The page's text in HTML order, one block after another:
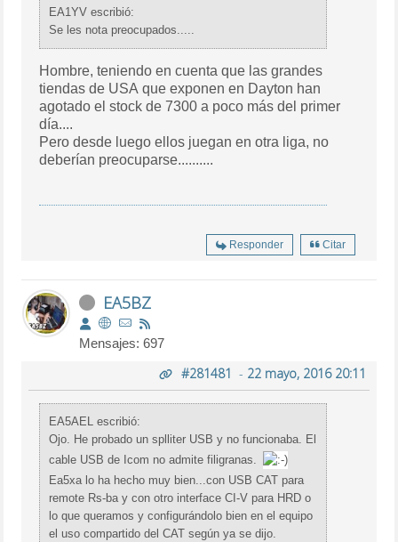
EA1YV escribió:
Se les nota preocupados.....
Hombre, teniendo en cuenta que las grandes
tiendas de USA que exponen en Dayton han
agotado el stock de 7300 a poco más del primer
día....
Pero desde luego ellos juegan en otra liga, no
deberían preocuparse..........
Responder Citar
EA5BZ
Mensajes: 697
#281481 - 22 mayo, 2016 20:11
EA5AEL escribió:
Ojo. He probado un splliter USB y no funcionaba. El
cable USB de Icom no admite filigranas.
Ea5xa lo ha hecho muy bien...con USB CAT para
remote Rs-ba y con otro interface CI-V para HRD o
lo que queramos y configurándolo bien en el equipo
el uso compartido del CAT según ya se dijo.